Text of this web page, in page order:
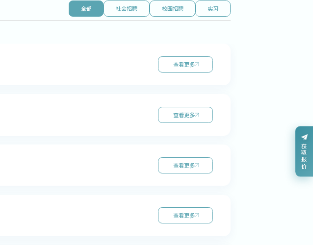
全部 社会招聘 校园招聘 实习
查看更多
查看更多
查看更多
查看更多
获取报价